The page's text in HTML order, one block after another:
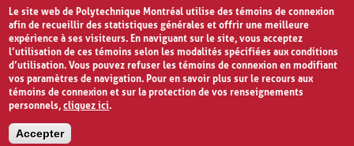
Le site web de Polytechnique Montréal utilise des témoins de connexion
afin de recueillir des statistiques générales et offrir une meilleure
expérience à ses visiteurs. En naviguant sur le site, vous acceptez
l’utilisation de ces témoins selon les modalités spécifiées aux conditions
d’utilisation. Vous pouvez refuser les témoins de connexion en modifiant
vos paramètres de navigation. Pour en savoir plus sur le recours aux
témoins de connexion et sur la protection de vos renseignements
personnels,cliquez ici.
Accepter